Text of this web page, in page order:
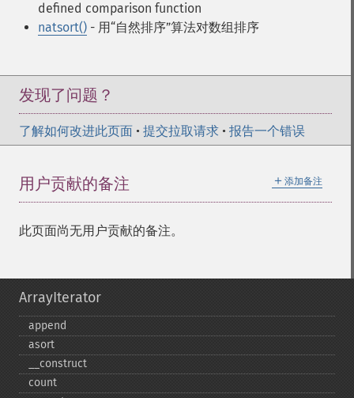
defined comparison function
natsort() - 用“自然排序”算法对数组排序
发现了问题？
了解如何改进此页面 • 提交拉取请求 • 报告一个错误
＋ 添加备注
用户贡献的备注
此页面尚无用户贡献的备注。
ArrayIterator
append
asort
_​_​construct
count